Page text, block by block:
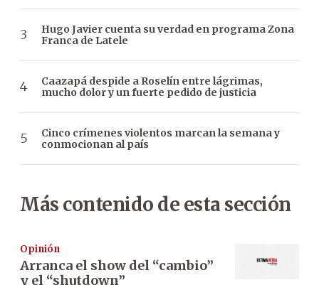
Hugo Javier cuenta su verdad en programa Zona
Franca de Latele
Caazapá despide a Roselín entre lágrimas,
mucho dolor y un fuerte pedido de justicia
Cinco crímenes violentos marcan la semana y
conmocionan al país
Más contenido de esta sección
Opinión
Arranca el show del “cambio”
y el “shutdown”